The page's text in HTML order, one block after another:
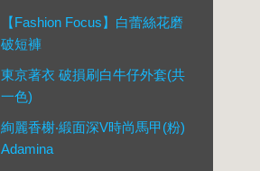
【Fashion Focus】白蕾絲花磨
破短褲
東京著衣 破損刷白牛仔外套(共
一色)
絢麗香榭‧緞面深V時尚馬甲(粉)
Adamina